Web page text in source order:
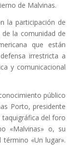
de Malvinas.
la participación de
la comunidad de
que están
irrestricta a
y comunicacional
público
Porto, presidente
del foro
«Malvinas» o, su
término «Un lugar».